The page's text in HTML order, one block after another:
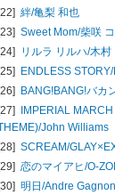
絆/亀梨 和也
Sweet Mom/柴咲
リルラ リルハ/木村
ENDLESS STORY/
BANG!BANG!バカ
IMPERIAL
John Williams
SCREAM/
恋のマイアヒ/O-
明日/Andre Gagnon